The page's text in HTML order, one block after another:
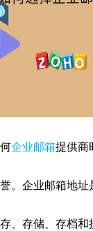
企业邮箱提供商
企业邮箱地址
存储、存档和